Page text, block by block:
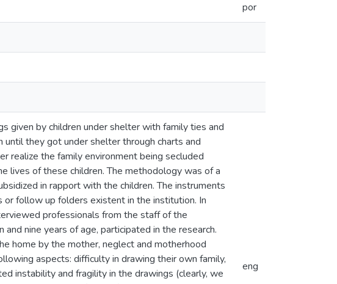
por
given by children under shelter with family ties and
they got under shelter through charts and
realize the family environment being secluded
lives of these children. The methodology was of a
in rapport with the children. The instruments
follow up folders existent in the institution. In
professionals from the staff of the
nine years of age, participated in the research.
home by the mother, neglect and motherhood
aspects: difficulty in drawing their own family,
instability and fragility in the drawings (clearly, we
eng